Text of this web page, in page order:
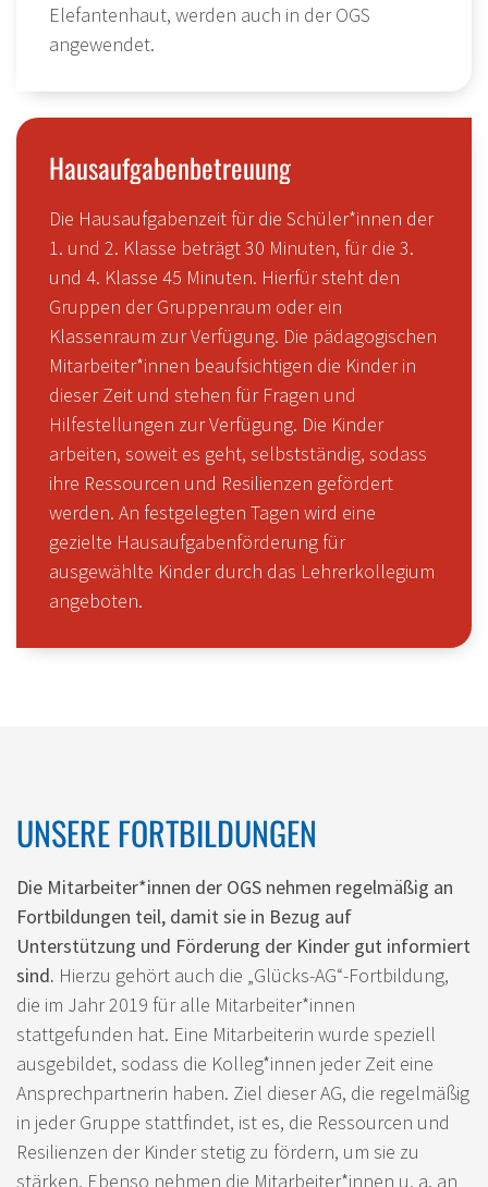
Elefantenhaut, werden auch in der OGS
angewendet.
Hausaufgabenbetreuung
Die Hausaufgabenzeit für die Schüler*innen der
1. und 2. Klasse beträgt 30 Minuten, für die 3.
und 4. Klasse 45 Minuten. Hierfür steht den
Gruppen der Gruppenraum oder ein
Klassenraum zur Verfügung. Die pädagogischen
Mitarbeiter*innen beaufsichtigen die Kinder in
dieser Zeit und stehen für Fragen und
Hilfestellungen zur Verfügung. Die Kinder
arbeiten, soweit es geht, selbstständig, sodass
ihre Ressourcen und Resilienzen gefördert
werden. An festgelegten Tagen wird eine
gezielte Hausaufgabenförderung für
ausgewählte Kinder durch das Lehrerkollegium
angeboten.
UNSERE FORTBILDUNGEN
Die Mitarbeiter*innen der OGS nehmen regelmäßig an
Fortbildungen teil, damit sie in Bezug auf
Unterstützung und Förderung der Kinder gut informiert
sind. Hierzu gehört auch die „Glücks-AG“-Fortbildung,
die im Jahr 2019 für alle Mitarbeiter*innen
stattgefunden hat. Eine Mitarbeiterin wurde speziell
ausgebildet, sodass die Kolleg*innen jeder Zeit eine
Ansprechpartnerin haben. Ziel dieser AG, die regelmäßig
in jeder Gruppe stattfindet, ist es, die Ressourcen und
Resilienzen der Kinder stetig zu fördern, um sie zu
stärken. Ebenso nehmen die Mitarbeiter*innen u. a. an